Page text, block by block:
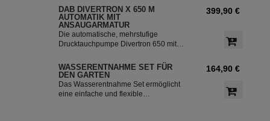
einer Regelung und der integrierten
Trinkwassereinspeisung. Der perfekte
Baustein für die Versorgung von Haus
und Garten mit Regenwasser.
DAB DIVERTRON X 650 M
AUTOMATIK MIT
ANSAUGARMATUR
Die automatische, mehrstufige
Drucktauchpumpe Divertron 650 mit
und einem Rückschlagventil. Die
Pumpe ist ideal für die Nutzung von
dem Regenwasser aus den Zisternen
für die Bewässerung des Garten.
399,90 €
WASSERENTNAHME SET FÜR
DEN GARTEN
Das Wasserentnahme Set ermöglicht
eine einfache und flexible
164,90 €